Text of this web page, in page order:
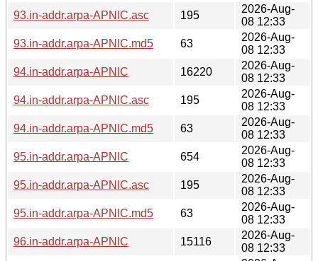
93.in-addr.arpa-APNIC.asc
195
2026-Aug-
08 12:33
93.in-addr.arpa-APNIC.md5
63
2026-Aug-
08 12:33
94.in-addr.arpa-APNIC
16220
2026-Aug-
08 12:33
94.in-addr.arpa-APNIC.asc
195
2026-Aug-
08 12:33
94.in-addr.arpa-APNIC.md5
63
2026-Aug-
08 12:33
95.in-addr.arpa-APNIC
654
2026-Aug-
08 12:33
95.in-addr.arpa-APNIC.asc
195
2026-Aug-
08 12:33
95.in-addr.arpa-APNIC.md5
63
2026-Aug-
08 12:33
96.in-addr.arpa-APNIC
15116
2026-Aug-
08 12:33